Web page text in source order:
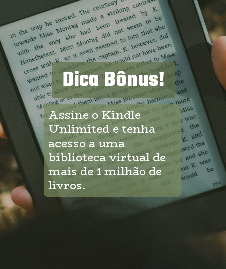
Dica Bônus!
Assine o Kindle
Unlimited e tenha
acesso a uma
biblioteca virtual de
mais de 1 milhão de
livros.